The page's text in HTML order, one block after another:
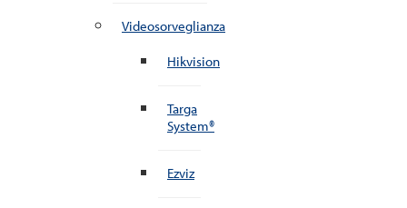
Videosorveglianza
Hikvision
Targa
System®
Ezviz